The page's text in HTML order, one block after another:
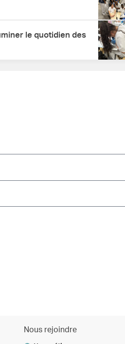
le quotidien des
Nous rejoindre